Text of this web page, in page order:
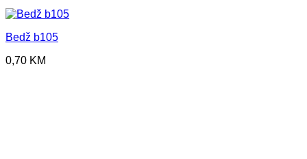
Bedž b105
0,70 KM